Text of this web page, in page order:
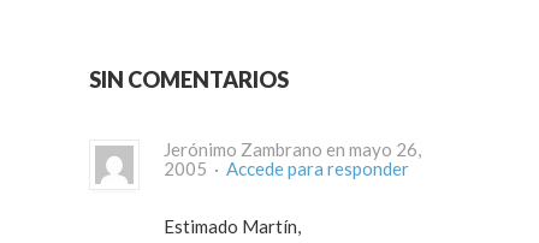
SIN COMENTARIOS
Jerónimo Zambrano en mayo 26,
2005 · Accede para responder
Estimado Martín,